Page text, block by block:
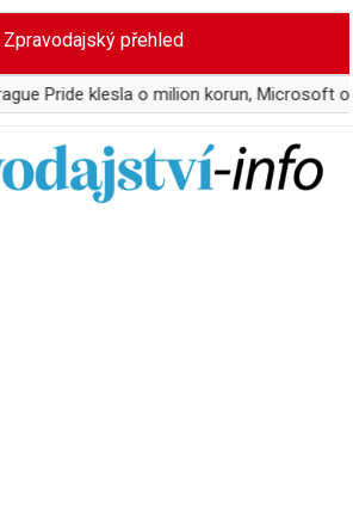
Zpravodajský přehled
klesla o milion korun, Microsoft odstoupil